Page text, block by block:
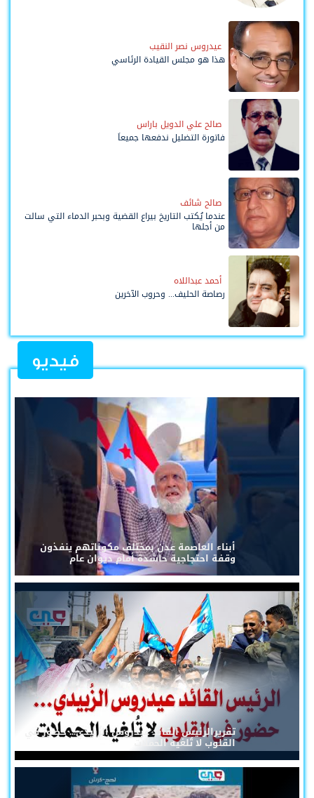
عيدروس نصر النقيب
هذا هو مجلس القيادة الرئاسي
صالح علي الدويل باراس
فاتورة التضليل ندفعها جميعاً
صالح شائف
عندما يُكتب التاريخ بيراع القضية وبحبر الدماء التي سالت
من أجلها
أحمد عبداللاه
رصاصة الحليف... وحروب الآخرين
فيديو
أبناء العاصمة عدن بمختلف مكوناتهم ينفذون
وقفة احتجاجية حاشدة أمام ديوان عام
تقريرالرئيس القائد عيدروس الزُبيدي... حضورٌ في
القلوب لا تُلغيه الحملات